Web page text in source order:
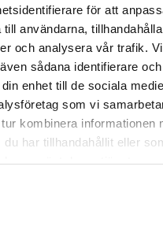
för att
användarna,
och analysera vår trafik. Vi
sådana identifierare
enhet till de sociala
som vi
kombinera informationen
du har tillhandahållit eller
om leverans
skickas inte. Endast
i butik.
flytande 24 kg endast för
dosering
Delphin